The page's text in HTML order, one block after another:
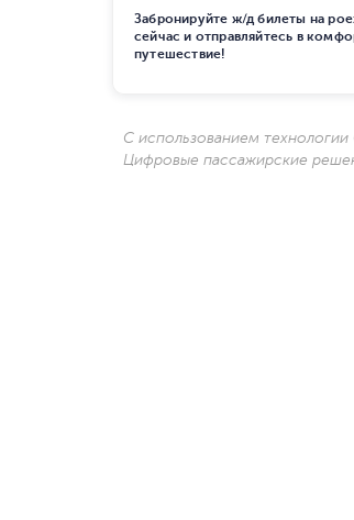
Забронируйте ж/д билеты на
сейчас и отправляйтесь в
путешествие!
С использованием
Цифровые пассажирские